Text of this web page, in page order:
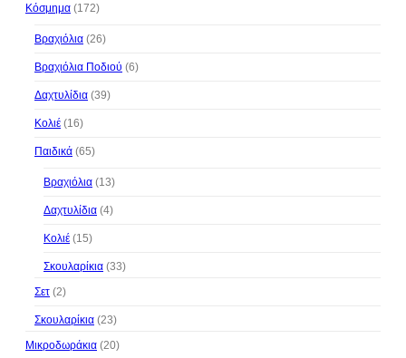
Κόσμημα (172)
Βραχιόλια (26)
Βραχιόλια Ποδιού (6)
Δαχτυλίδια (39)
Κολιέ (16)
Παιδικά (65)
Βραχιόλια (13)
Δαχτυλίδια (4)
Κολιέ (15)
Σκουλαρίκια (33)
Σετ (2)
Σκουλαρίκια (23)
Μικροδωράκια (20)